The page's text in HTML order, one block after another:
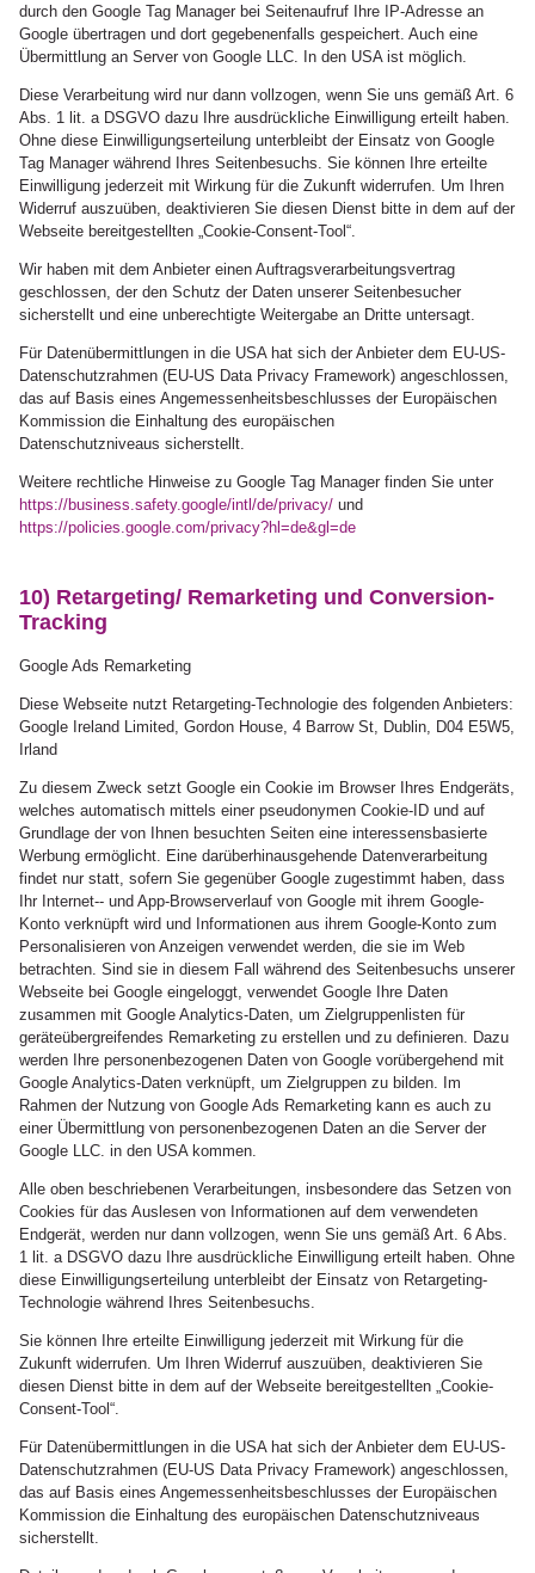
durch den Google Tag Manager bei Seitenaufruf Ihre IP-Adresse an
Google übertragen und dort gegebenenfalls gespeichert. Auch eine
Übermittlung an Server von Google LLC. In den USA ist möglich.
Diese Verarbeitung wird nur dann vollzogen, wenn Sie uns gemäß Art. 6
Abs. 1 lit. a DSGVO dazu Ihre ausdrückliche Einwilligung erteilt haben.
Ohne diese Einwilligungserteilung unterbleibt der Einsatz von Google
Tag Manager während Ihres Seitenbesuchs. Sie können Ihre erteilte
Einwilligung jederzeit mit Wirkung für die Zukunft widerrufen. Um Ihren
Widerruf auszuüben, deaktivieren Sie diesen Dienst bitte in dem auf der
Webseite bereitgestellten „Cookie-Consent-Tool“.
Wir haben mit dem Anbieter einen Auftragsverarbeitungsvertrag
geschlossen, der den Schutz der Daten unserer Seitenbesucher
sicherstellt und eine unberechtigte Weitergabe an Dritte untersagt.
Für Datenübermittlungen in die USA hat sich der Anbieter dem EU-US-
Datenschutzrahmen (EU-US Data Privacy Framework) angeschlossen,
das auf Basis eines Angemessenheitsbeschlusses der Europäischen
Kommission die Einhaltung des europäischen
Datenschutzniveaus sicherstellt.
Weitere rechtliche Hinweise zu Google Tag Manager finden Sie unter
https://business.safety.google/intl/de/privacy/ und
https://policies.google.com/privacy?hl=de&gl=de
10) Retargeting/ Remarketing und Conversion-
Tracking
Google Ads Remarketing
Diese Webseite nutzt Retargeting-Technologie des folgenden Anbieters:
Google Ireland Limited, Gordon House, 4 Barrow St, Dublin, D04 E5W5,
Irland
Zu diesem Zweck setzt Google ein Cookie im Browser Ihres Endgeräts,
welches automatisch mittels einer pseudonymen Cookie-ID und auf
Grundlage der von Ihnen besuchten Seiten eine interessensbasierte
Werbung ermöglicht. Eine darüberhinausgehende Datenverarbeitung
findet nur statt, sofern Sie gegenüber Google zugestimmt haben, dass
Ihr Internet-- und App-Browserverlauf von Google mit ihrem Google-
Konto verknüpft wird und Informationen aus ihrem Google-Konto zum
Personalisieren von Anzeigen verwendet werden, die sie im Web
betrachten. Sind sie in diesem Fall während des Seitenbesuchs unserer
Webseite bei Google eingeloggt, verwendet Google Ihre Daten
zusammen mit Google Analytics-Daten, um Zielgruppenlisten für
geräteübergreifendes Remarketing zu erstellen und zu definieren. Dazu
werden Ihre personenbezogenen Daten von Google vorübergehend mit
Google Analytics-Daten verknüpft, um Zielgruppen zu bilden. Im
Rahmen der Nutzung von Google Ads Remarketing kann es auch zu
einer Übermittlung von personenbezogenen Daten an die Server der
Google LLC. in den USA kommen.
Alle oben beschriebenen Verarbeitungen, insbesondere das Setzen von
Cookies für das Auslesen von Informationen auf dem verwendeten
Endgerät, werden nur dann vollzogen, wenn Sie uns gemäß Art. 6 Abs.
1 lit. a DSGVO dazu Ihre ausdrückliche Einwilligung erteilt haben. Ohne
diese Einwilligungserteilung unterbleibt der Einsatz von Retargeting-
Technologie während Ihres Seitenbesuchs.
Sie können Ihre erteilte Einwilligung jederzeit mit Wirkung für die
Zukunft widerrufen. Um Ihren Widerruf auszuüben, deaktivieren Sie
diesen Dienst bitte in dem auf der Webseite bereitgestellten „Cookie-
Consent-Tool“.
Für Datenübermittlungen in die USA hat sich der Anbieter dem EU-US-
Datenschutzrahmen (EU-US Data Privacy Framework) angeschlossen,
das auf Basis eines Angemessenheitsbeschlusses der Europäischen
Kommission die Einhaltung des europäischen Datenschutzniveaus
sicherstellt.